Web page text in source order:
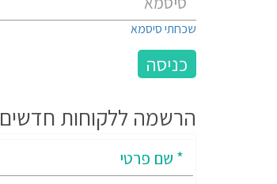
שכחתי סיסמא
הרשמה ללקוחות חדשים